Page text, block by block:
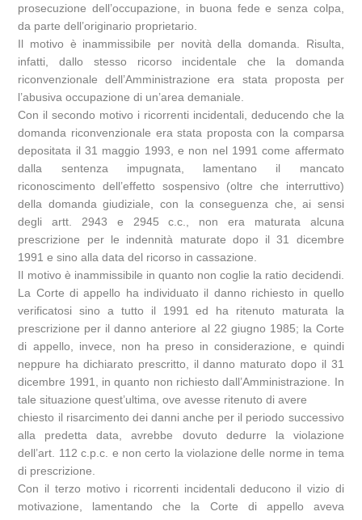
prosecuzione dell’occupazione, in buona fede e senza colpa,
da parte dell’originario proprietario.
Il motivo è inammissibile per novità della domanda. Risulta,
infatti, dallo stesso ricorso incidentale che la domanda
riconvenzionale dell’Amministrazione era stata proposta per
l’abusiva occupazione di un’area demaniale.
Con il secondo motivo i ricorrenti incidentali, deducendo che la
domanda riconvenzionale era stata proposta con la comparsa
depositata il 31 maggio 1993, e non nel 1991 come affermato
dalla sentenza impugnata, lamentano il mancato
riconoscimento dell’effetto sospensivo (oltre che interruttivo)
della domanda giudiziale, con la conseguenza che, ai sensi
degli artt. 2943 e 2945 c.c., non era maturata alcuna
prescrizione per le indennità maturate dopo il 31 dicembre
1991 e sino alla data del ricorso in cassazione.
Il motivo è inammissibile in quanto non coglie la ratio decidendi.
La Corte di appello ha individuato il danno richiesto in quello
verificatosi sino a tutto il 1991 ed ha ritenuto maturata la
prescrizione per il danno anteriore al 22 giugno 1985; la Corte
di appello, invece, non ha preso in considerazione, e quindi
neppure ha dichiarato prescritto, il danno maturato dopo il 31
dicembre 1991, in quanto non richiesto dall’Amministrazione. In
tale situazione quest’ultima, ove avesse ritenuto di avere
chiesto il risarcimento dei danni anche per il periodo successivo
alla predetta data, avrebbe dovuto dedurre la violazione
dell’art. 112 c.p.c. e non certo la violazione delle norme in tema
di prescrizione.
Con il terzo motivo i ricorrenti incidentali deducono il vizio di
motivazione, lamentando che la Corte di appello aveva